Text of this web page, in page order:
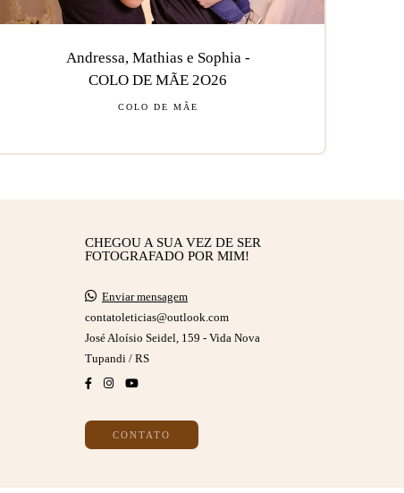
Andressa, Mathias e Sophia -
COLO DE MÃE 2O26
COLO DE MÃE
CHEGOU A SUA VEZ DE SER
FOTOGRAFADO POR MIM!
Enviar mensagem
contatoleticias@outlook.com
José Aloísio Seidel, 159 - Vida Nova
Tupandi / RS
CONTATO